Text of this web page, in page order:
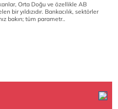
Orta Doğu ve özellikle AB
bir yıldızıdır. Bankacılık, sektörler
bakın; tüm parametr..